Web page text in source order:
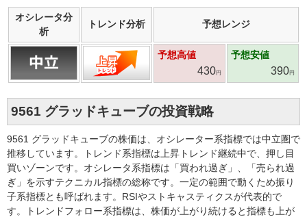
オシレータ分
析
トレンド分析 予想レンジ
予想高値
430円
予想安値
390円
9561 グラッドキューブの投資戦略
9561 グラッドキューブの株価は、オシレーター系指標では中立圏で
推移しています。トレンド系指標は上昇トレンド継続中で、押し目
買いゾーンです。オシレータ系指標は「買われ過ぎ」、「売られ過
ぎ」を示すテクニカル指標の総称です。一定の範囲で動くため振り
子系指標とも呼ばれます。RSIやストキャスティクスが代表的で
す。トレンドフォロー系指標は、株価が上がり続けると指標も上が